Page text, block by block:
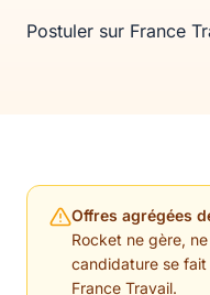
Postuler sur France
Offres agrégées
Rocket ne gère,
candidature se
France Travail.